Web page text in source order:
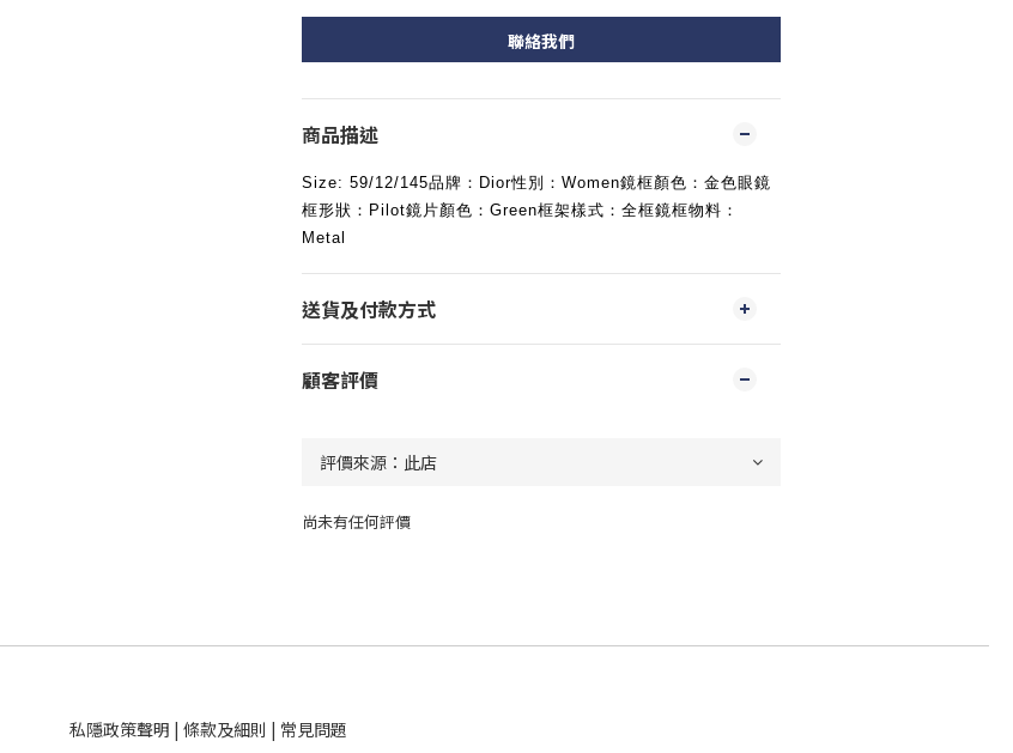
聯絡我們
商品描述
Size: 59/12/145品牌：Dior性別：Women鏡框顏色：金色眼鏡
框形狀：Pilot鏡片顏色：Green框架樣式：全框鏡框物料：
Metal
送貨及付款方式
顧客評價
尚未有任何評價
私隱政策聲明 | 條款及細則 | 常見問題